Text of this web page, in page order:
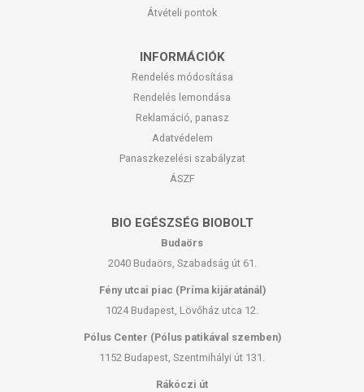
Átvételi pontok
INFORMÁCIÓK
Rendelés módosítása
Rendelés lemondása
Reklamáció, panasz
Adatvédelem
Panaszkezelési szabályzat
ÁSZF
BIO EGÉSZSÉG BIOBOLT
Budaörs
2040 Budaörs, Szabadság út 61.
Fény utcai piac (Príma kijáratánál)
1024 Budapest, Lövőház utca 12.
Pólus Center (Pólus patikával szemben)
1152 Budapest, Szentmihályi út 131.
Rákóczi út